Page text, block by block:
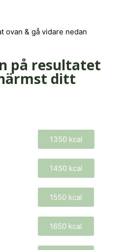
ovan & gå vidare nedan
på resultatet
ditt
1350 kcal
1450 kcal
1550 kcal
1650 kcal